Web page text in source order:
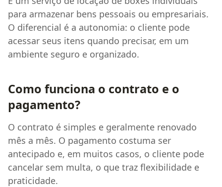
para armazenar bens pessoais ou empresariais.
O diferencial é a autonomia: o cliente pode
acessar seus itens quando precisar, em um
ambiente seguro e organizado.
Como funciona o contrato e o
pagamento?
O contrato é simples e geralmente renovado
mês a mês. O pagamento costuma ser
antecipado e, em muitos casos, o cliente pode
cancelar sem multa, o que traz flexibilidade e
praticidade.